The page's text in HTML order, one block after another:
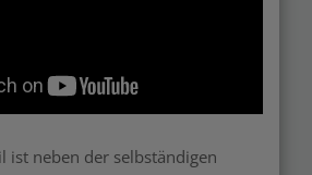
ist neben der selbständigen